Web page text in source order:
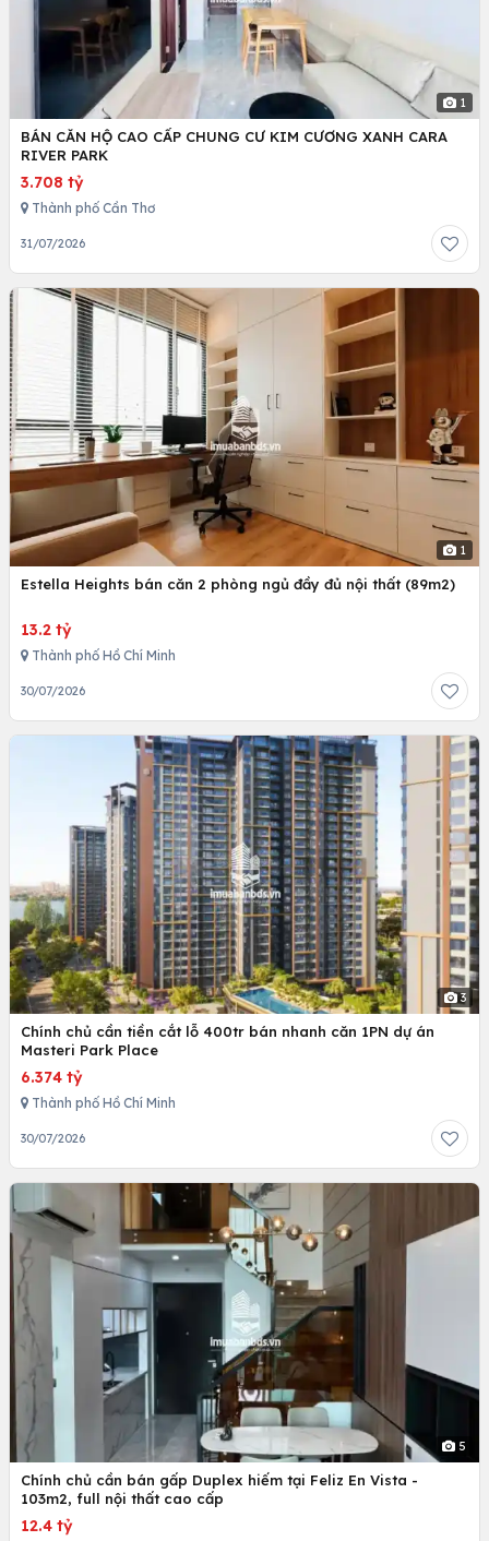
1
BÁN CĂN HỘ CAO CẤP CHUNG CƯ KIM CƯƠNG XANH CARA
RIVER PARK
3.708 tỷ
Thành phố Cần Thơ
31/07/2026
1
Estella Heights bán căn 2 phòng ngủ đầy đủ nội thất (89m2)
13.2 tỷ
Thành phố Hồ Chí Minh
30/07/2026
3
Chính chủ cần tiền cắt lỗ 400tr bán nhanh căn 1PN dự án
Masteri Park Place
6.374 tỷ
Thành phố Hồ Chí Minh
30/07/2026
5
Chính chủ cần bán gấp Duplex hiếm tại Feliz En Vista -
103m2, full nội thất cao cấp
12.4 tỷ